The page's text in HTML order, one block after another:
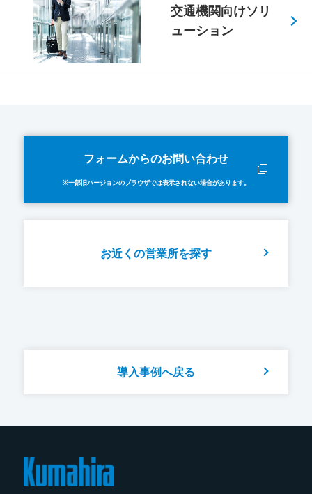
交通機関向けソリ
ューション
フォームからのお問い合わせ
※一部旧バージョンのブラウザでは表示されない場合があります。
お近くの営業所を探す
導入事例へ戻る